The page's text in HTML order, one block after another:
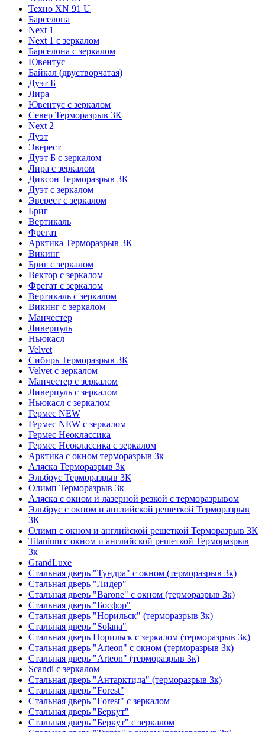
Техно XN 91 U
Барселона
Next 1
Next 1 с зеркалом
Барселона с зеркалом
Ювентус
Байкал (двустворчатая)
Дуэт Б
Лира
Ювентус с зеркалом
Север Терморазрыв 3К
Next 2
Дуэт
Эверест
Дуэт Б с зеркалом
Лира с зеркалом
Диксон Терморазрыв 3К
Дуэт с зеркалом
Эверест с зеркалом
Бриг
Вертикаль
Фрегат
Арктика Терморазрыв 3К
Викинг
Бриг с зеркалом
Вектор с зеркалом
Фрегат с зеркалом
Вертикаль с зеркалом
Викинг с зеркалом
Манчестер
Ливерпуль
Ньюкасл
Velvet
Сибирь Терморазрыв 3К
Velvet с зеркалом
Манчестер с зеркалом
Ливерпуль с зеркалом
Ньюкасл с зеркалом
Гермес NEW
Гермес NEW с зеркалом
Гермес Неоклассика
Гермес Неоклассика с зеркалом
Арктика с окном терморазрыв 3к
Аляска Терморазрыв 3к
Эльбрус Терморазрыв 3К
Олимп Терморазрыв 3к
Аляска с окном и лазерной резкой с терморазрывом
Эльбрус с окном и английской решеткой Терморазрыв
3К
Олимп с окном и английской решеткой Терморазрыв 3К
Titanium с окном и английской решеткой Терморазрыв
3к
GrandLuxe
Стальная дверь "Тундра" с окном (терморазрыв 3к)
Стальная дверь "Лидер"
Стальная дверь "Barone" с окном (терморазрыв 3к)
Стальная дверь "Босфор"
Стальная дверь "Норильск" (терморазрыв 3к)
Стальная дверь "Solana"
Стальная дверь Норильск с зеркалом (терморазрыв 3к)
Стальная дверь "Arteon" с окном (терморазрыв 3к)
Стальная дверь "Arteon" (терморазрыв 3к)
Scandi с зеркалом
Стальная дверь "Антарктида" (терморазрыв 3к)
Стальная дверь "Forest"
Стальная дверь "Forest" с зеркалом
Стальная дверь "Беркут"
Стальная дверь "Беркут" с зеркалом